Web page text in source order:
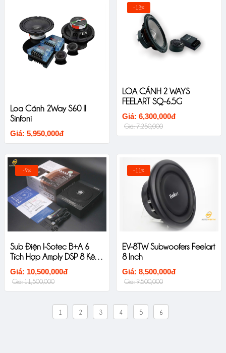
Loa Cánh 2Way S60 II
Sinfoni
Giá: 5,950,000đ
-13%
LOA CÁNH 2 WAYS
FEELART SQ-6.5G
Giá: 6,300,000đ
Giá: 7,250,000
-9%
Sub Điện I-Sotec B+A 6
Tích Hợp Amply DSP 8 Kênh
Ô Tô Cao Cấp
Giá: 10,500,000đ
Giá: 11,500,000
-11%
EV-8TW Subwoofers Feelart
8 Inch
Giá: 8,500,000đ
Giá: 9,500,000
1 2 3 4 5 6